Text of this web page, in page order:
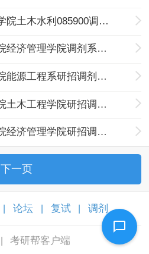
2021考研河北建筑工程学院土木水利085900调剂信息
2021年河北建筑工程学院经济管理学院调剂系统开放公告（4月2日）
2021年河北建筑工程学院能源工程系研招调剂考生进入复试人员名单公示（七轮）（4月1日）
2021年河北建筑工程学院土木工程学院研招调剂考生进入复试人员名单公示（四轮）（4月2日）
2021年河北建筑工程学院经济管理学院研招调剂考生进入复试人员名单（二轮）（3月31日）
下一页
论坛 复试 调剂
考研帮客户端